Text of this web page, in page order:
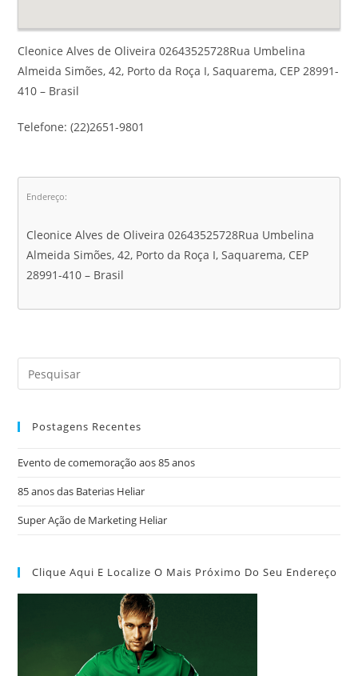
Cleonice Alves de Oliveira 02643525728Rua Umbelina
Almeida Simões, 42, Porto da Roça I, Saquarema, CEP 28991-
410 – Brasil
Telefone: (22)2651-9801
Endereço:
Cleonice Alves de Oliveira 02643525728Rua Umbelina
Almeida Simões, 42, Porto da Roça I, Saquarema, CEP
28991-410 – Brasil
Postagens Recentes
Evento de comemoração aos 85 anos
85 anos das Baterias Heliar
Super Ação de Marketing Heliar
Clique Aqui E Localize O Mais Próximo Do Seu Endereço